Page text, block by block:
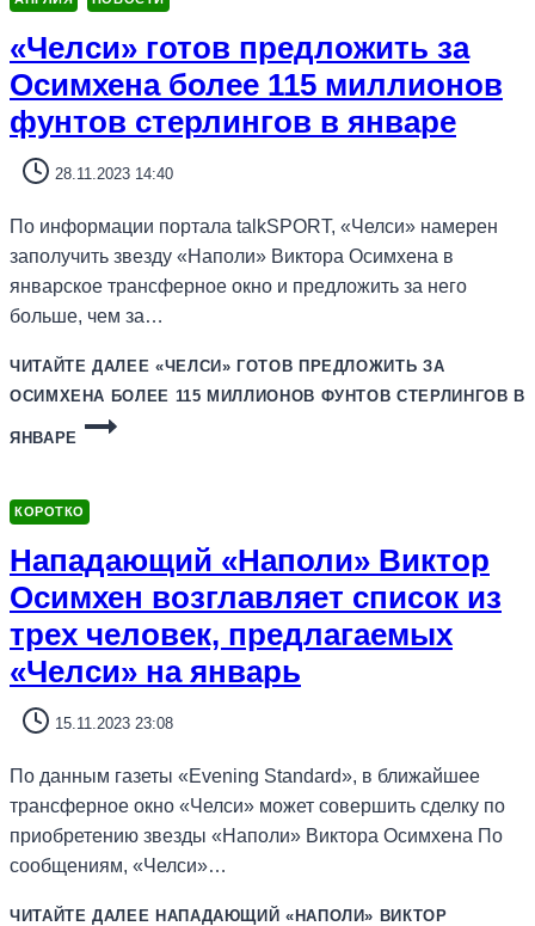
«Челси» готов предложить за
Осимхена более 115 миллионов
фунтов стерлингов в январе
28.11.2023 14:40
По информации портала talkSPORT, «Челси» намерен
заполучить звезду «Наполи» Виктора Осимхена в
январское трансферное окно и предложить за него
больше, чем за…
ЧИТАЙТЕ ДАЛЕЕ «ЧЕЛСИ» ГОТОВ ПРЕДЛОЖИТЬ ЗА
ОСИМХЕНА БОЛЕЕ 115 МИЛЛИОНОВ ФУНТОВ СТЕРЛИНГОВ В
ЯНВАРЕ
КОРОТКО
Нападающий «Наполи» Виктор
Осимхен возглавляет список из
трех человек, предлагаемых
«Челси» на январь
15.11.2023 23:08
По данным газеты «Evening Standard», в ближайшее
трансферное окно «Челси» может совершить сделку по
приобретению звезды «Наполи» Виктора Осимхена По
сообщениям, «Челси»…
ЧИТАЙТЕ ДАЛЕЕ НАПАДАЮЩИЙ «НАПОЛИ» ВИКТОР